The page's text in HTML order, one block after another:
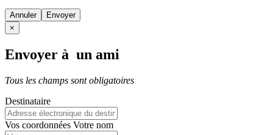
Annuler
×
Envoyer à un ami
Tous les champs sont obligatoires
Destinataire
Vos coordonnées Votre nom